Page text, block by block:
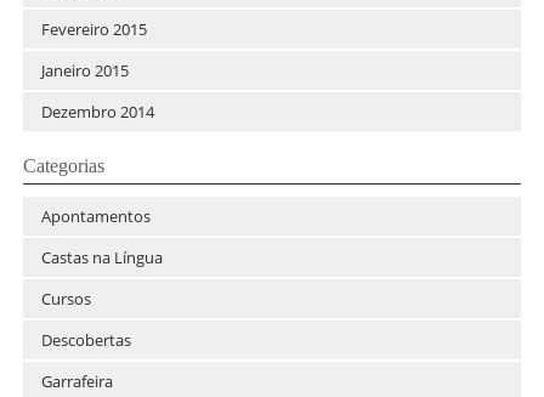
Fevereiro 2015
Janeiro 2015
Dezembro 2014
Categorias
Apontamentos
Castas na Língua
Cursos
Descobertas
Garrafeira